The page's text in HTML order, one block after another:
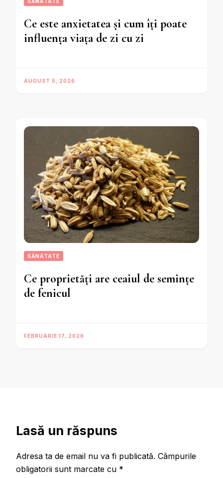
Ce este anxietatea și cum îți poate
influența viața de zi cu zi
AUGUST 5, 2026
SĂNĂTATE
Ce proprietăți are ceaiul de semințe
de fenicul
FEBRUARIE 17, 2026
Lasă un răspuns
Adresa ta de email nu va fi publicată. Câmpurile
obligatorii sunt marcate cu *